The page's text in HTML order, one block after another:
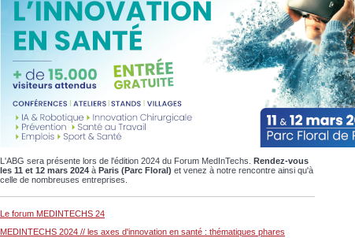
L'ABG sera présente lors de l'édition 2024 du Forum MedInTechs. Rendez-vous
les 11 et 12 mars 2024 à Paris (Parc Floral) et venez à notre rencontre ainsi qu'à
celle de nombreuses entreprises.
Le forum MEDINTECHS 24
MEDINTECHS 2024 // les axes d'innovation en santé : thématiques phares